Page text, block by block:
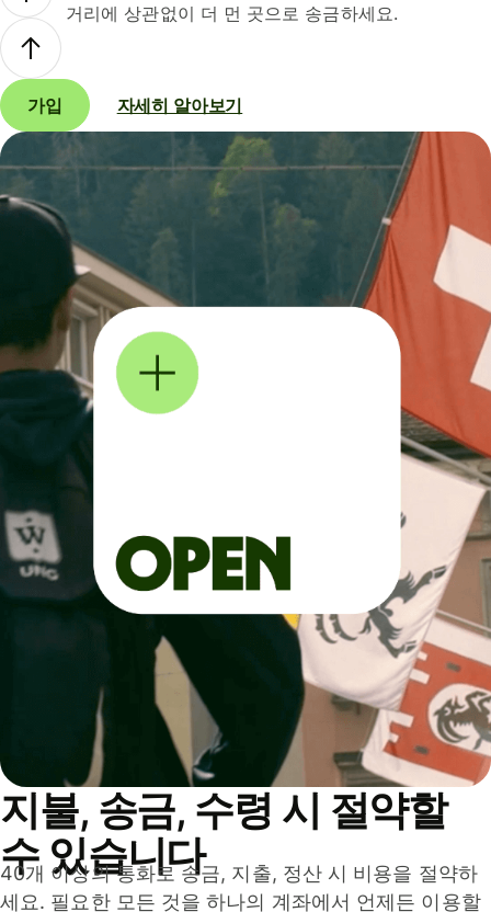
거리에 상관없이 더 먼 곳으로 송금하세요.
가입 자세히 알아보기
지불, 송금, 수령 시 절약할
수 있습니다
40개 이상의 통화로 송금, 지출, 정산 시 비용을 절약하
세요. 필요한 모든 것을 하나의 계좌에서 언제든 이용할